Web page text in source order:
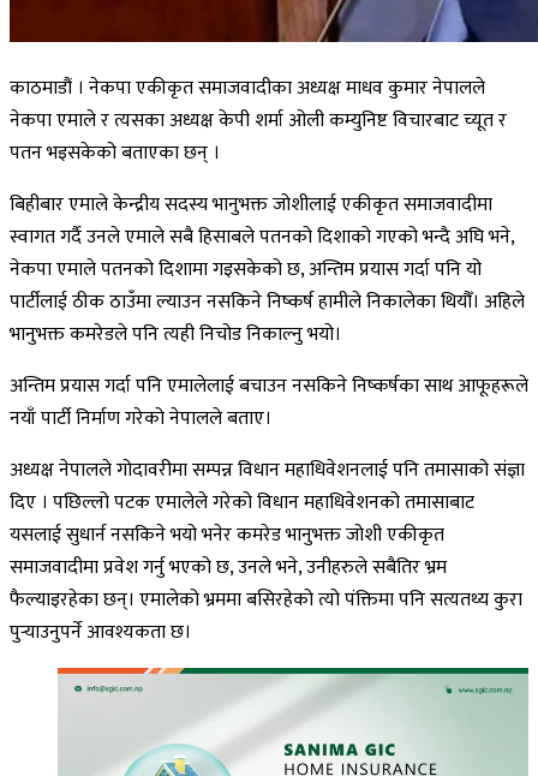
काठमाडौं । नेकपा एकीकृत समाजवादीका अध्यक्ष माधव कुमार नेपालले
नेकपा एमाले र त्यसका अध्यक्ष केपी शर्मा ओली कम्युनिष्ट विचारबाट च्यूत र
पतन भइसकेको बताएका छन् ।
बिहीबार एमाले केन्द्रीय सदस्य भानुभक्त जोशीलाई एकीकृत समाजवादीमा
स्वागत गर्दै उनले एमाले सबै हिसाबले पतनको दिशाको गएको भन्दै अघि भने,
नेकपा एमाले पतनको दिशामा गइसकेको छ, अन्तिम प्रयास गर्दा पनि यो
पार्टीलाई ठीक ठाउँमा ल्याउन नसकिने निष्कर्ष हामीले निकालेका थियौँ। अहिले
भानुभक्त कमरेडले पनि त्यही निचोड निकाल्नु भयो।
अन्तिम प्रयास गर्दा पनि एमालेलाई बचाउन नसकिने निष्कर्षका साथ आफूहरूले
नयाँ पार्टी निर्माण गरेको नेपालले बताए।
अध्यक्ष नेपालले गोदावरीमा सम्पन्न विधान महाधिवेशनलाई पनि तमासाको संज्ञा
दिए । पछिल्लो पटक एमालेले गरेको विधान महाधिवेशनको तमासाबाट
यसलाई सुधार्न नसकिने भयो भनेर कमरेड भानुभक्त जोशी एकीकृत
समाजवादीमा प्रवेश गर्नु भएको छ, उनले भने, उनीहरुले सबैतिर भ्रम
फैल्याइरहेका छन्। एमालेको भ्रममा बसिरहेको त्यो पंक्तिमा पनि सत्यतथ्य कुरा
पुर्‍याउनुपर्ने आवश्यकता छ।